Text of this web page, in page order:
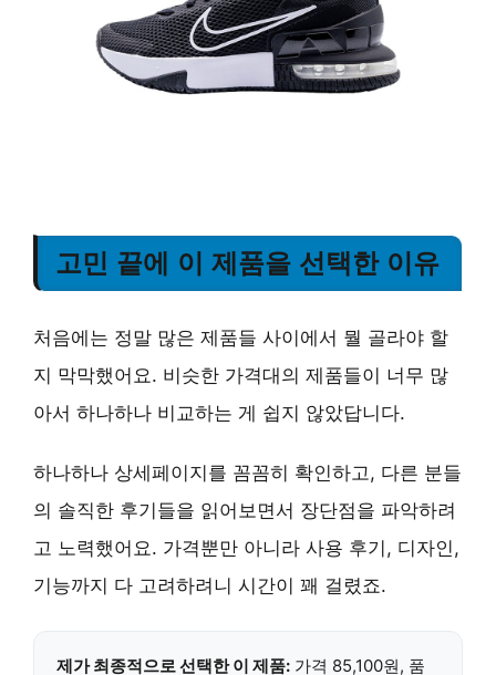
고민 끝에 이 제품을 선택한 이유
처음에는 정말 많은 제품들 사이에서 뭘 골라야 할
지 막막했어요. 비슷한 가격대의 제품들이 너무 많
아서 하나하나 비교하는 게 쉽지 않았답니다.
하나하나 상세페이지를 꼼꼼히 확인하고, 다른 분들
의 솔직한 후기들을 읽어보면서 장단점을 파악하려
고 노력했어요. 가격뿐만 아니라 사용 후기, 디자인,
기능까지 다 고려하려니 시간이 꽤 걸렸죠.
제가 최종적으로 선택한 이 제품: 가격 85,100원, 품